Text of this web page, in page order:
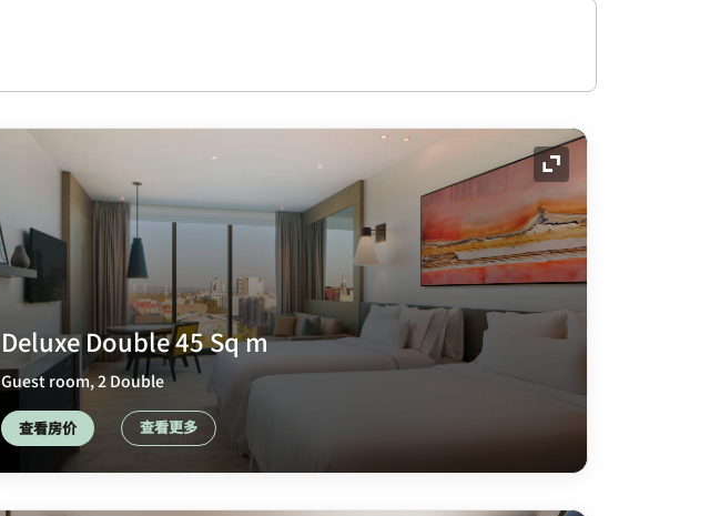
展开图标
Deluxe Double 45 Sq m
Guest room, 2 Double
查看房价 查看更多